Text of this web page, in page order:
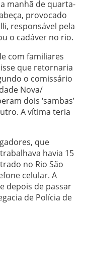
manhã de quarta-
provocado
responsável pela
o cadáver no rio.
com familiares
que retornaria
o comissário
Nova/
dois ‘sambas’
A vítima teria
que
havia 15
no Rio São
celular. A
depois de passar
de Polícia de